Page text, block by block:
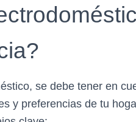
se debe tener en
y preferencias de tu